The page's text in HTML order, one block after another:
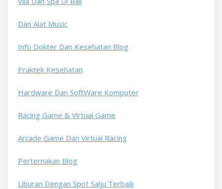
Dan Alat Music
Info Dokter Dan Kesehatan Blog
Praktek Kesehatan
Hardware Dan SoftWare Komputer
Racing Game & Virtual Game
Arcade Game Dan Virtual Racing
Perternakan Blog
Liburan Dengan Spot Salju Terbaik